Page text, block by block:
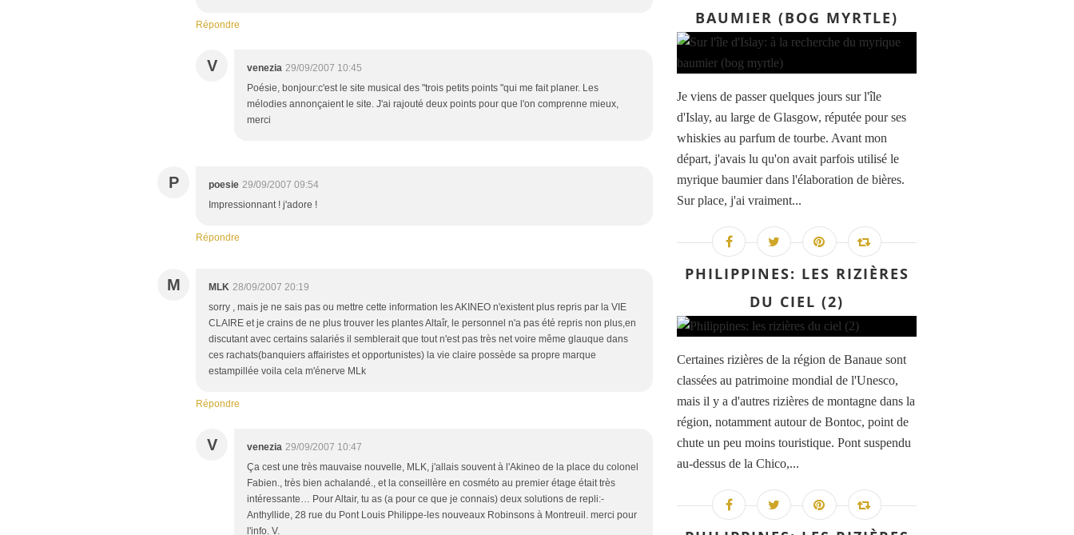
Répondre
V venezia 29/09/2007 10:45
Poésie, bonjour:c'est le site musical des "trois petits points "qui me fait planer. Les
mélodies annonçaient le site. J'ai rajouté deux points pour que l'on comprenne mieux,
merci
P poesie 29/09/2007 09:54
Impressionnant ! j'adore !
Répondre
M MLK 28/09/2007 20:19
sorry , mais je ne sais pas ou mettre cette information les AKINEO n'existent plus repris par la VIE
CLAIRE et je crains de ne plus trouver les plantes Altaîr, le personnel n'a pas été repris non plus,en
discutant avec certains salariés il semblerait que tout n'est pas très net voire même glauque dans
ces rachats(banquiers affairistes et opportunistes) la vie claire possède sa propre marque
estampillée voila cela m'énerve MLk
Répondre
V venezia 29/09/2007 10:47
Ça cest une très mauvaise nouvelle, MLK, j'allais souvent à l'Akineo de la place du colonel
Fabien., très bien achalandé., et la conseillère en cosméto au premier étage était très
intéressante… Pour Altair, tu as (a pour ce que je connais) deux solutions de repli:-
Anthyllide, 28 rue du Pont Louis Philippe-les nouveaux Robinsons à Montreuil. merci pour
l'info. V.
BAUMIER (BOG MYRTLE)
Je viens de passer quelques jours sur l'île
d'Islay, au large de Glasgow, réputée pour ses
whiskies au parfum de tourbe. Avant mon
départ, j'avais lu qu'on avait parfois utilisé le
myrique baumier dans l'élaboration de bières.
Sur place, j'ai vraiment...
PHILIPPINES: LES RIZIÈRES
DU CIEL (2)
Certaines rizières de la région de Banaue sont
classées au patrimoine mondial de l'Unesco,
mais il y a d'autres rizières de montagne dans la
région, notamment autour de Bontoc, point de
chute un peu moins touristique. Pont suspendu
au-dessus de la Chico,...